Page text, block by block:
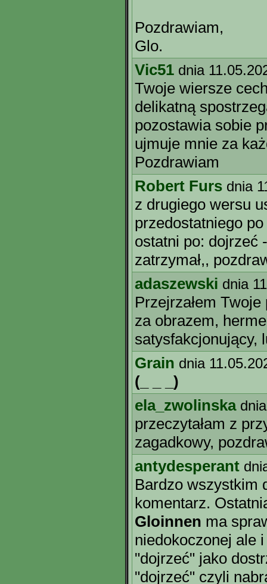
Pozdrawiam,
Glo.
Vic51 dnia
Twoje wiersze
delikatną
pozostawia sobie
ujmuje mnie za
Pozdrawiam
Robert Furs dnia
z drugiego wersu
przedostatniego
ostatni po: dojrzeć
zatrzymał,,
adaszewski dnia
Przejrzałem
za obrazem,
satysfakcjonujący,
Grain dnia
(_ _ _)
ela_zwolinska
przeczytałam z
zagadkowy,
antydesperant
Bardzo wszystkim
komentarz.
Gloinnen ma
niedokoczonej ale
"dojrzeć" jako
"dojrzeć" czyli